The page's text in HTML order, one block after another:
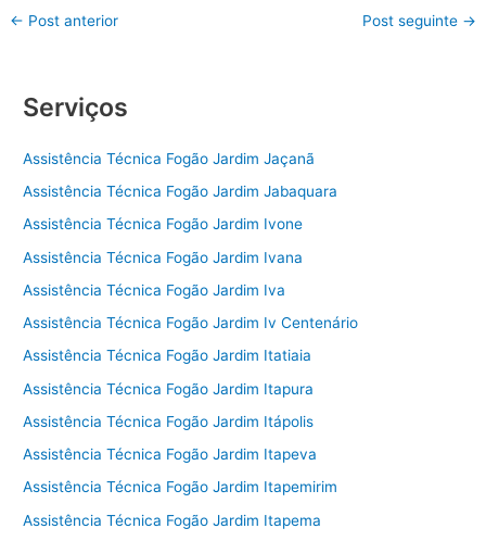
← Post anterior Post seguinte →
Serviços
Assistência Técnica Fogão Jardim Jaçanã
Assistência Técnica Fogão Jardim Jabaquara
Assistência Técnica Fogão Jardim Ivone
Assistência Técnica Fogão Jardim Ivana
Assistência Técnica Fogão Jardim Iva
Assistência Técnica Fogão Jardim Iv Centenário
Assistência Técnica Fogão Jardim Itatiaia
Assistência Técnica Fogão Jardim Itapura
Assistência Técnica Fogão Jardim Itápolis
Assistência Técnica Fogão Jardim Itapeva
Assistência Técnica Fogão Jardim Itapemirim
Assistência Técnica Fogão Jardim Itapema